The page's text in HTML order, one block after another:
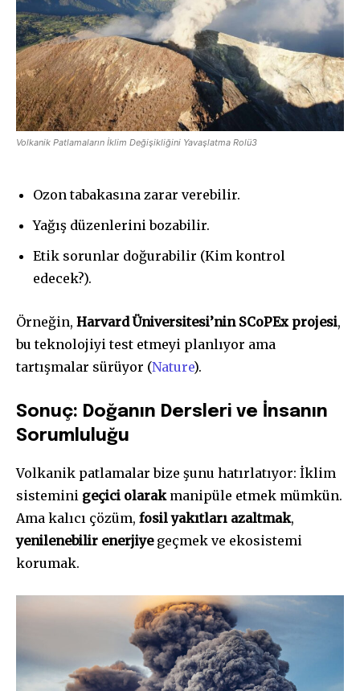
Volkanik Patlamaların İklim Değişikliğini Yavaşlatma Rolü3
Ozon tabakasına zarar verebilir.
Yağış düzenlerini bozabilir.
Etik sorunlar doğurabilir (Kim kontrol
edecek?).
Örneğin, Harvard Üniversitesi’nin SCoPEx projesi,
bu teknolojiyi test etmeyi planlıyor ama
tartışmalar sürüyor (Nature).
Sonuç: Doğanın Dersleri ve İnsanın
Sorumluluğu
Volkanik patlamalar bize şunu hatırlatıyor: İklim
sistemini geçici olarakmanipüle etmek mümkün.
Ama kalıcı çözüm, fosil yakıtları azaltmak,
yenilenebilir enerjiyegeçmek ve ekosistemi
korumak.